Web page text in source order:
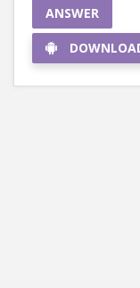
ANSWER